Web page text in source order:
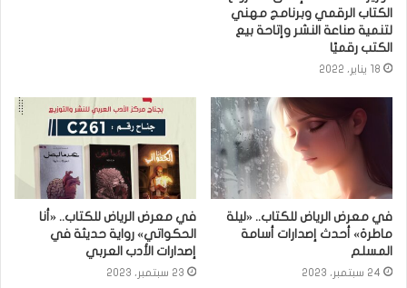
الكتاب الرقمي وبرنامج مهني
لتنمية صناعة النشر وإتاحة بيع
الكتب رقميًا
18 يناير، 2022
في معرض الرياض للكتاب.. «ليلة
ماطرة» أحدث إصدارات أسامة
المسلم
24 سبتمبر، 2023
في معرض الرياض للكتاب.. «أنا
الحكواتي» رواية حديثة في
إصدارات الأدب العربي
23 سبتمبر، 2023